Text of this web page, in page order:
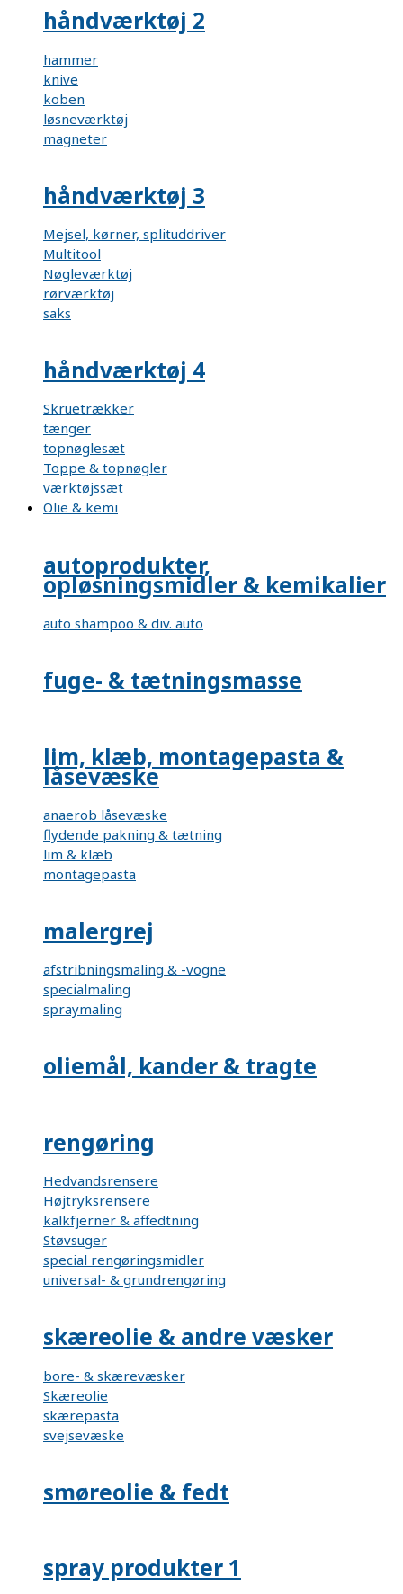
håndværktøj 2
hammer
knive
koben
løsneværktøj
magneter
håndværktøj 3
Mejsel, kørner, splituddriver
Multitool
Nøgleværktøj
rørværktøj
saks
håndværktøj 4
Skruetrækker
tænger
topnøglesæt
Toppe & topnøgler
værktøjssæt
Olie & kemi
autoprodukter,
opløsningsmidler & kemikalier
auto shampoo & div. auto
fuge- & tætningsmasse
lim, klæb, montagepasta &
låsevæske
anaerob låsevæske
flydende pakning & tætning
lim & klæb
montagepasta
malergrej
afstribningsmaling & -vogne
specialmaling
spraymaling
oliemål, kander & tragte
rengøring
Hedvandsrensere
Højtryksrensere
kalkfjerner & affedtning
Støvsuger
special rengøringsmidler
universal- & grundrengøring
skæreolie & andre væsker
bore- & skærevæsker
Skæreolie
skærepasta
svejsevæske
smøreolie & fedt
spray produkter 1